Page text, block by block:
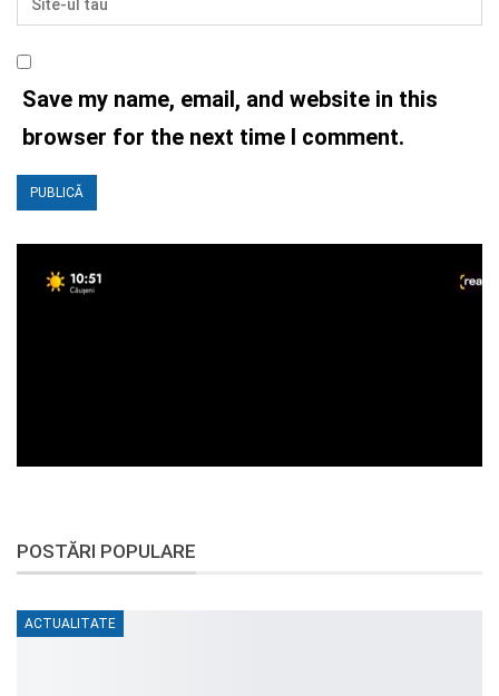
Save my name, email, and website in this
browser for the next time I comment.
POSTĂRI POPULARE
ACTUALITATE